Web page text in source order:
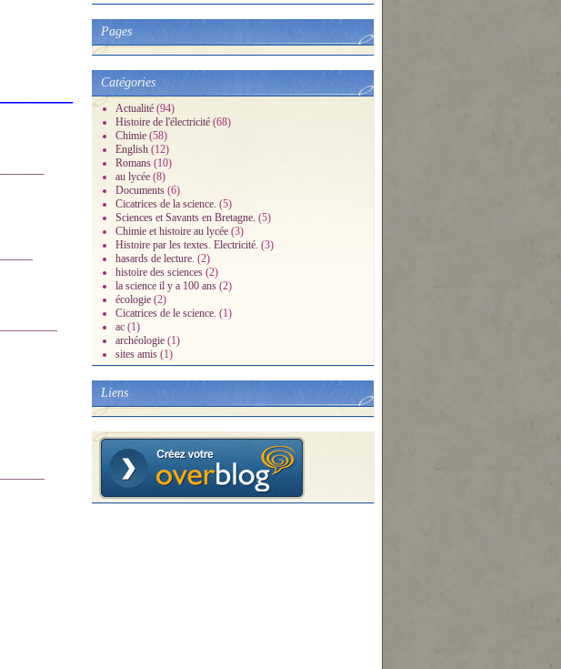
Pages
Catégories
Actualité (94)
Histoire de l'électricité (68)
Chimie (58)
English (12)
Romans (10)
au lycée (8)
Documents (6)
Cicatrices de la science. (5)
Sciences et Savants en Bretagne. (5)
Chimie et histoire au lycée (3)
Histoire par les textes. Electricité. (3)
hasards de lecture. (2)
histoire des sciences (2)
la science il y a 100 ans (2)
écologie (2)
Cicatrices de le science. (1)
ac (1)
archéologie (1)
sites amis (1)
Liens